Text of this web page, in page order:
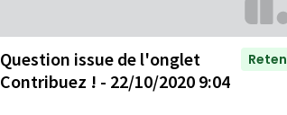
Question issue de l'onglet
Contribuez ! - 22/10/2020 9:04